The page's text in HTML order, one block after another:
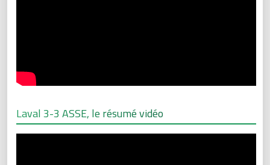
Laval 3-3 ASSE, le résumé vidéo